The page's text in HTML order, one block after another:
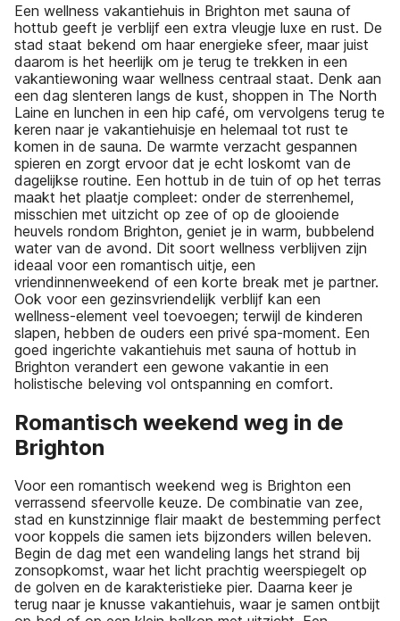
Een wellness vakantiehuis in Brighton met sauna of
hottub geeft je verblijf een extra vleugje luxe en rust. De
stad staat bekend om haar energieke sfeer, maar juist
daarom is het heerlijk om je terug te trekken in een
vakantiewoning waar wellness centraal staat. Denk aan
een dag slenteren langs de kust, shoppen in The North
Laine en lunchen in een hip café, om vervolgens terug te
keren naar je vakantiehuisje en helemaal tot rust te
komen in de sauna. De warmte verzacht gespannen
spieren en zorgt ervoor dat je echt loskomt van de
dagelijkse routine. Een hottub in de tuin of op het terras
maakt het plaatje compleet: onder de sterrenhemel,
misschien met uitzicht op zee of op de glooiende
heuvels rondom Brighton, geniet je in warm, bubbelend
water van de avond. Dit soort wellness verblijven zijn
ideaal voor een romantisch uitje, een
vriendinnenweekend of een korte break met je partner.
Ook voor een gezinsvriendelijk verblijf kan een
wellness-element veel toevoegen; terwijl de kinderen
slapen, hebben de ouders een privé spa-moment. Een
goed ingerichte vakantiehuis met sauna of hottub in
Brighton verandert een gewone vakantie in een
holistische beleving vol ontspanning en comfort.
Romantisch weekend weg in de
Brighton
Voor een romantisch weekend weg is Brighton een
verrassend sfeervolle keuze. De combinatie van zee,
stad en kunstzinnige flair maakt de bestemming perfect
voor koppels die samen iets bijzonders willen beleven.
Begin de dag met een wandeling langs het strand bij
zonsopkomst, waar het licht prachtig weerspiegelt op
de golven en de karakteristieke pier. Daarna keer je
terug naar je knusse vakantiehuis, waar je samen ontbijt